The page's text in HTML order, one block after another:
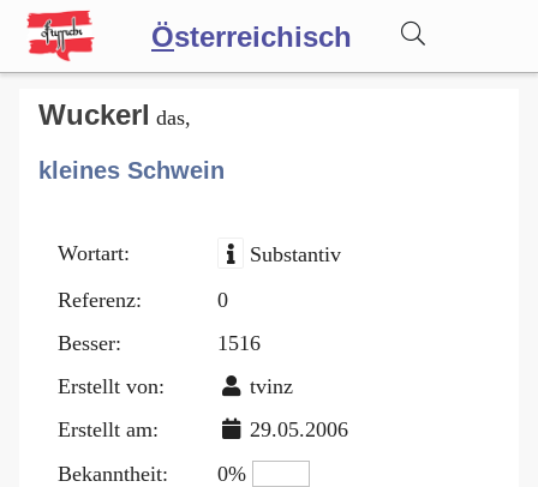
Österreichisch
Wörterbuch
Forum
Blog
Wuckerl das,
kleines Schwein
Wortart:
Substantiv
Referenz:
0
Besser:
1516
Erstellt von:
tvinz
Erstellt am:
29.05.2006
Bekanntheit:
0%